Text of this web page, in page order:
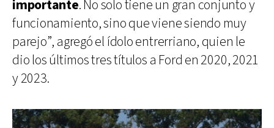
importante. No solo tiene un gran conjunto y
funcionamiento, sino que viene siendo muy
parejo”, agregó el ídolo entrerriano, quien le
dio los últimos tres títulos a Ford en 2020, 2021
y 2023.